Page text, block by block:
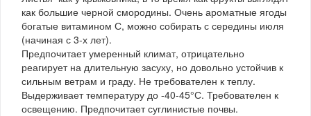
как большие черной смородины. Очень ароматные ягоды
богатые витамином С, можно собирать с середины июля
(начиная с 3-х лет).
Предпочитает умеренный климат, отрицательно
реагирует на длительную засуху, но довольно устойчив к
сильным ветрам и граду. Не требователен к теплу.
Выдерживает температуру до -40-45°С. Требователен к
освещению. Предпочитает суглинистые почвы.